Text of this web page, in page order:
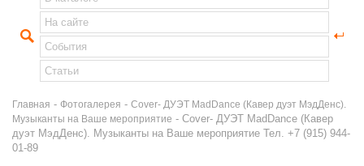
Главная - Фотогалерея - Cover- ДУЭТ MadDance (Кавер дуэт МэдДенс).
Музыканты на Ваше мероприятие - Cover- ДУЭТ MadDance (Кавер
дуэт МэдДенс). Музыканты на Ваше мероприятие Тел. +7 (915) 944-
01-89